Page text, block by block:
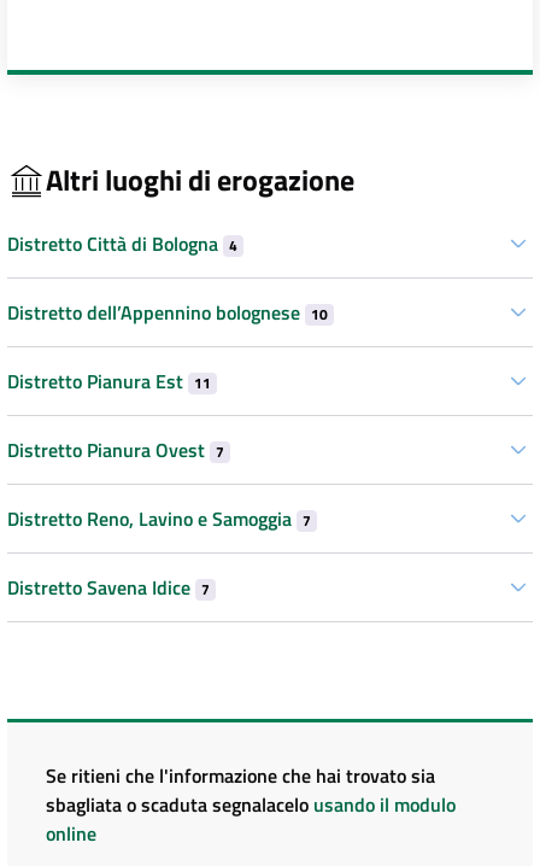
Altri luoghi di erogazione
Distretto Città di Bologna 4
Distretto dell’Appennino bolognese 10
Distretto Pianura Est 11
Distretto Pianura Ovest 7
Distretto Reno, Lavino e Samoggia 7
Distretto Savena Idice 7
Se ritieni che l'informazione che hai trovato sia
sbagliata o scaduta segnalacelo usando il modulo
online